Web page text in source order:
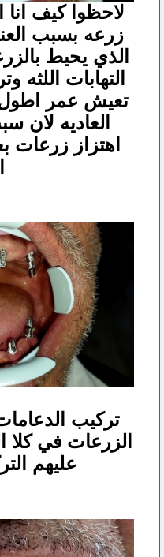
لاحظوا كيف انا
زرعه بسبب
الذي يحيط
التهابات اللثه
تعيش عمر اطول
العاديه لان
اهتزاز زرعات
تركيب
الزرعات في كلا
عليهم